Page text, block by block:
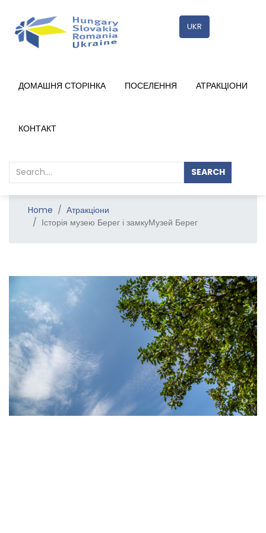
UKR
ДОМАШНЯ СТОРІНКА ПОСЕЛЕННЯ АТРАКЦІОНИ
КОНТАКТ
SEARCH
Home
Атракціони
Історія музею Берег і замкуМузей Берег